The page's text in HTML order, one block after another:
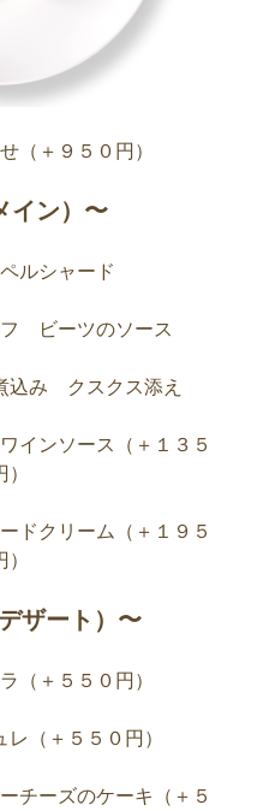
（＋９５０円）
イン）〜
ルシャード
ビーツのソース
込み クスクス添え
ンソース（＋１３５
ドクリーム（＋１９５
ザート）〜
（＋５５０円）
（＋５５０円）
チーズのケーキ（＋５